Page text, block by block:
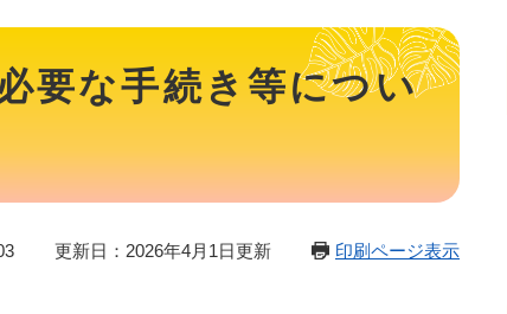
要な手続き等につい
更新日：2026年4月1日更新 印刷ページ表示